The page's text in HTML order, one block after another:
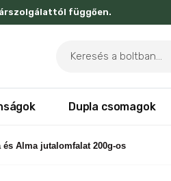
függően.
search
Dupla csomagok
Alma jutalomfalat 200g-os